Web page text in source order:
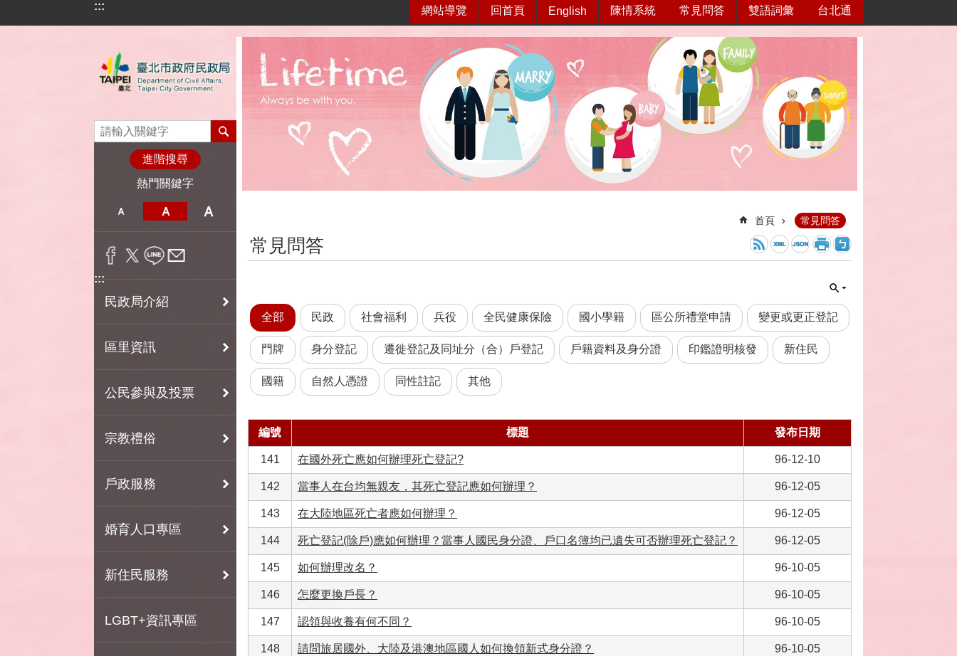
跳到主要內容區塊
::: 網站導覽 回首頁 English 陳情系統 常見問答 雙語詞彙 台北通
進階搜尋
熱門關鍵字
:::
民政局介紹
區里資訊
公民參與及投票
宗教禮俗
戶政服務
婚育人口專區
新住民服務
LGBT+資訊專區
首頁 常見問答
常見問答
全部 民政 社會福利 兵役 全民健康保險 國小學籍 區公所禮堂申請 變更或更正登記
門牌 身分登記 遷徙登記及同址分（合）戶登記 戶籍資料及身分證 印鑑證明核發 新住民
國籍 自然人憑證 同性註記 其他
編號 標題 發布日期
141 在國外死亡應如何辦理死亡登記? 96-12-10
142 當事人在台均無親友，其死亡登記應如何辦理？ 96-12-05
143 在大陸地區死亡者應如何辦理？ 96-12-05
144 死亡登記(除戶)應如何辦理？當事人國民身分證、戶口名簿均已遺失可否辦理死亡登記？ 96-12-05
145 如何辦理改名？ 96-10-05
146 怎麼更換戶長？ 96-10-05
147 認領與收養有何不同？ 96-10-05
148 請問旅居國外、大陸及港澳地區國人如何換領新式身分證？ 96-10-05